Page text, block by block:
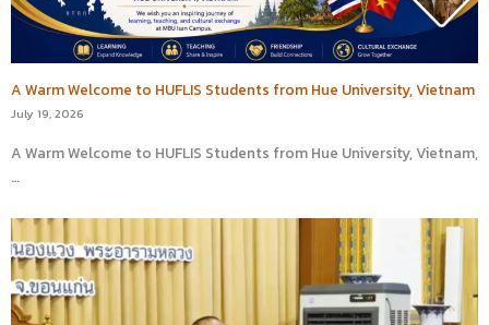
A Warm Welcome to HUFLIS Students from Hue University, Vietnam
July 19, 2026
A Warm Welcome to HUFLIS Students from Hue University, Vietnam,
…